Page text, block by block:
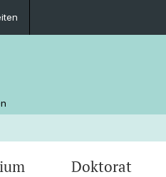
Doktorat